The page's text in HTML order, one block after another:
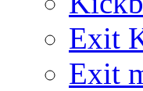
Exit
Exit